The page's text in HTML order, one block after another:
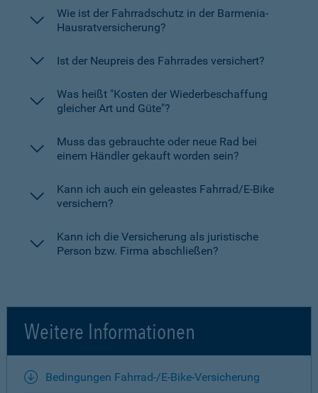
Wie ist der Fahrradschutz in der Barmenia-
Hausratversicherung?
Ist der Neupreis des Fahrrades versichert?
Was heißt "Kosten der Wiederbeschaffung
gleicher Art und Güte"?
Muss das gebrauchte oder neue Rad bei
einem Händler gekauft worden sein?
Kann ich auch ein geleastes Fahrrad/E-Bike
versichern?
Kann ich die Versicherung als juristische
Person bzw. Firma abschließen?
Weitere Informationen
Bedingungen Fahrrad-/E-Bike-Versicherung